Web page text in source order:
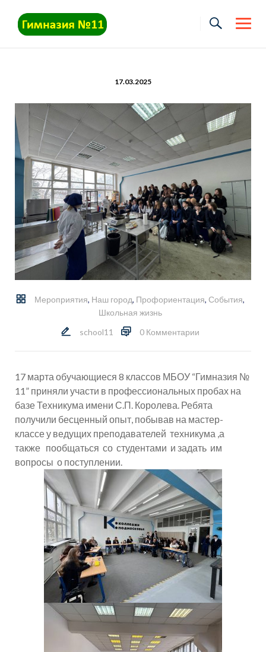
content
17.03.2025
Мероприятия, Наш город, Профориентация, События,
Школьная жизнь
school11
0 Комментарии
17 марта обучающиеся 8 классов МБОУ “Гимназия №
11” приняли участи в профессиональных пробах на
базе Техникума имени С.П. Королева. Ребята
получили бесценный опыт, побывав на мастер-
классе у ведущих преподавателей техникума ,а
также пообщаться со студентами и задать им
вопросы о поступлении.